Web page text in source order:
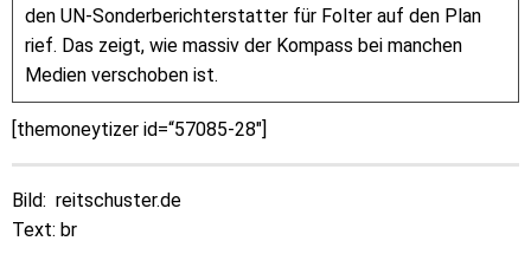
den UN-Sonderberichterstatter für Folter auf den Plan
rief. Das zeigt, wie massiv der Kompass bei manchen
Medien verschoben ist.
[themoneytizer id=“57085-28″]
Bild: reitschuster.de
Text: br